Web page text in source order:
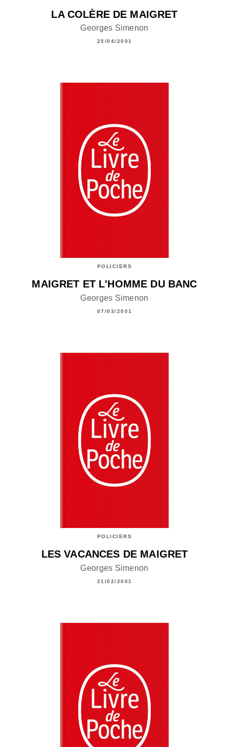
LA COLÈRE DE MAIGRET
Georges Simenon
25/04/2001
POLICIERS
MAIGRET ET L'HOMME DU BANC
Georges Simenon
07/03/2001
POLICIERS
LES VACANCES DE MAIGRET
Georges Simenon
21/02/2001